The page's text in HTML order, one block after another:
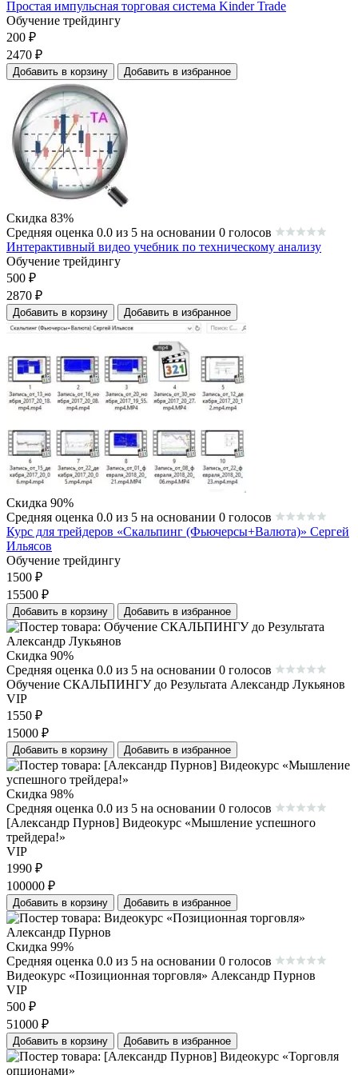
Простая импульсная торговая система Kinder Trade
Обучение трейдингу
200 ₽
2470 ₽
Добавить в корзину Добавить в избранное
Скидка 83%
Средняя оценка 0.0 из 5 на основании 0 голосов
Интерактивный видео учебник по техническому анализу
Обучение трейдингу
500 ₽
2870 ₽
Добавить в корзину Добавить в избранное
Скидка 90%
Средняя оценка 0.0 из 5 на основании 0 голосов
Курс для трейдеров «Скальпинг (Фьючерсы+Валюта)» Сергей
Ильясов
Обучение трейдингу
1500 ₽
15500 ₽
Добавить в корзину Добавить в избранное
Скидка 90%
Средняя оценка 0.0 из 5 на основании 0 голосов
Обучение СКАЛЬПИНГУ до Результата Александр Лукьянов
VIP
1550 ₽
15000 ₽
Добавить в корзину Добавить в избранное
Скидка 98%
Средняя оценка 0.0 из 5 на основании 0 голосов
[Александр Пурнов] Видеокурс «Мышление успешного
трейдера!»
VIP
1990 ₽
100000 ₽
Добавить в корзину Добавить в избранное
Скидка 99%
Средняя оценка 0.0 из 5 на основании 0 голосов
Видеокурс «Позиционная торговля» Александр Пурнов
VIP
500 ₽
51000 ₽
Добавить в корзину Добавить в избранное